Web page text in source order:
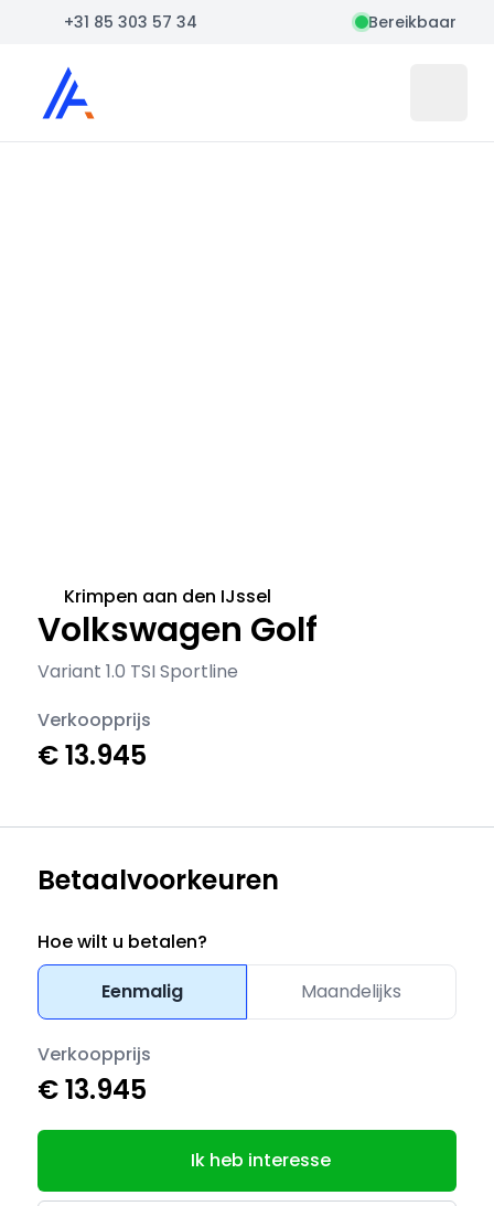
+31 85 303 57 34 Bereikbaar
Auto Atlas
Volkswagen Golf
Variant 1.0 TSI Sportline
Krimpen aan den IJssel
Verkoopprijs
€ 13.945
Betaalvoorkeuren
Hoe wilt u betalen?
Eenmalig
Maandelijks
Verkoopprijs
€ 13.945
Ik heb interesse